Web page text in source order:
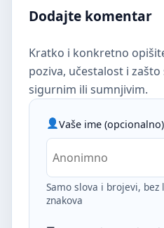
Dodajte komentar
Kratko i konkretno
poziva, učestalost i
sigurnim ili sumnjivim.
Vaše ime (opcionalno)
Samo slova i brojevi,
znakova